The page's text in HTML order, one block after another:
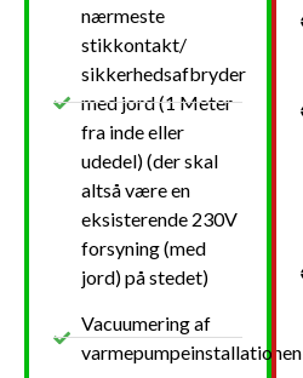
nærmeste
stikkontakt/
sikkerhedsafbryder
med jord (1 Meter
fra inde eller
udedel) (der skal
altså være en
eksisterende 230V
forsyning (med
jord) på stedet)
Vacuumering af
varmepumpeinstallationen